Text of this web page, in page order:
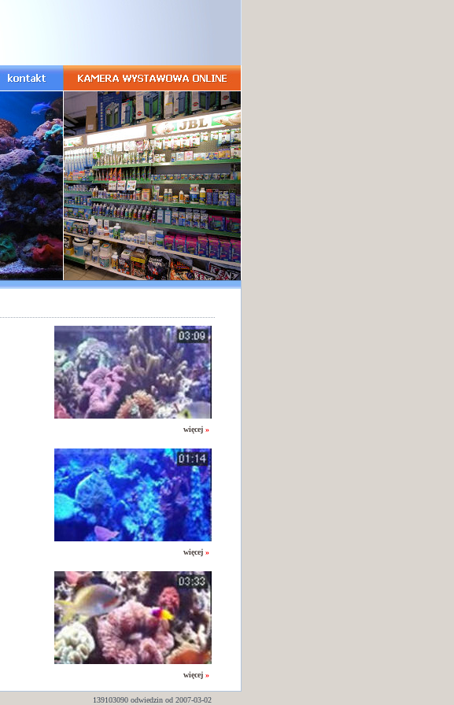
więcej »
więcej »
więcej »
139103090 odwiedzin od 2007-03-02